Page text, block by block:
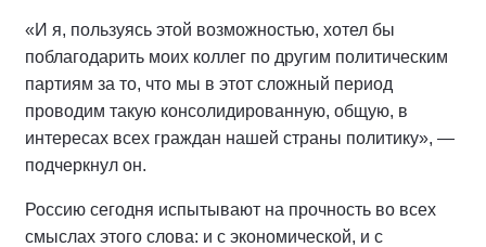
«И я, пользуясь этой возможностью, хотел бы
поблагодарить моих коллег по другим политическим
партиям за то, что мы в этот сложный период
проводим такую консолидированную, общую, в
интересах всех граждан нашей страны политику», —
подчеркнул он.
Россию сегодня испытывают на прочность во всех
смыслах этого слова: и с экономической, и с